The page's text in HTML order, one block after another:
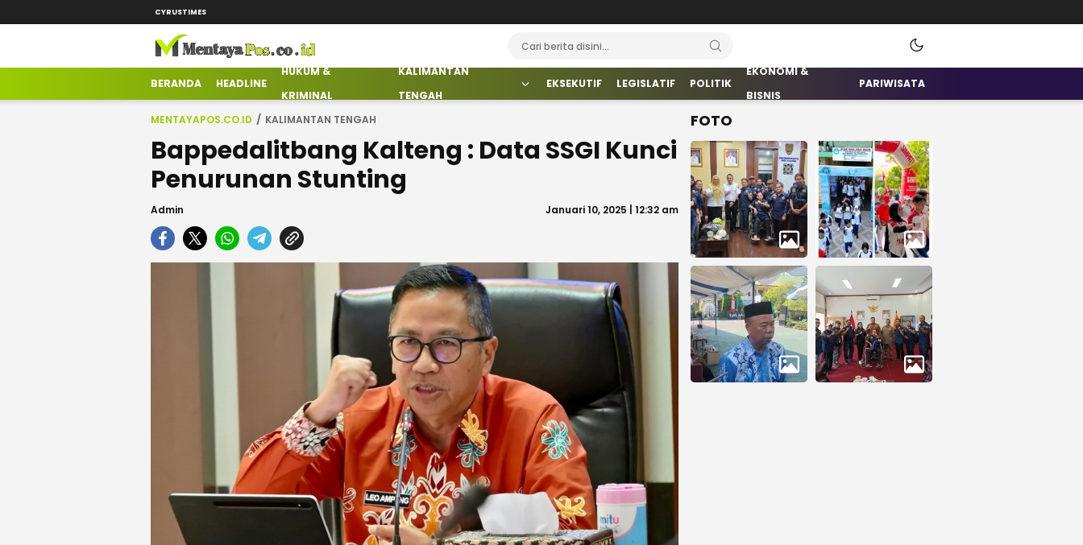
CYRUSTIMES
mentayapos.co.id
Terkini Mengabarkan
BERANDA HEADLINE
HUKUM &
KRIMINAL
KALIMANTAN
TENGAH
EKSEKUTIF LEGISLATIF POLITIK
EKONOMI &
BISNIS
PARIWISATA
MENTAYAPOS.CO.ID KALIMANTAN TENGAH
Bappedalitbang Kalteng : Data SSGI Kunci
Penurunan Stunting
Admin Januari 10, 2025 | 12:32 am
FOTO